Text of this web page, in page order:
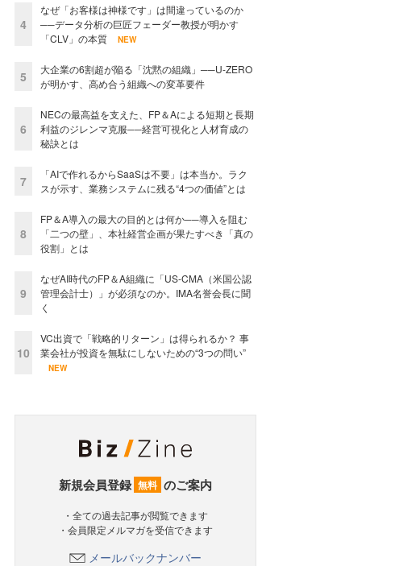
4
なぜ「お客様は神様です」は間違っているのか
──データ分析の巨匠フェーダー教授が明かす
「CLV」の本質
NEW
5
大企業の6割超が陥る「沈黙の組織」──U-ZERO
が明かす、高め合う組織への変革要件
6
NECの最高益を支えた、FP＆Aによる短期と長期
利益のジレンマ克服──経営可視化と人材育成の
秘訣とは
7
「AIで作れるからSaaSは不要」は本当か。ラク
スが示す、業務システムに残る“4つの価値”とは
8
FP＆A導入の最大の目的とは何か──導入を阻む
「二つの壁」、本社経営企画が果たすべき「真の
役割」とは
9
なぜAI時代のFP＆A組織に「US-CMA（米国公認
管理会計士）」が必須なのか。IMA名誉会長に聞
く
10
VC出資で「戦略的リターン」は得られるか？ 事
業会社が投資を無駄にしないための“3つの問い”
NEW
新規会員登録 無料 のご案内
・全ての過去記事が閲覧できます
・会員限定メルマガを受信できます
メールバックナンバー